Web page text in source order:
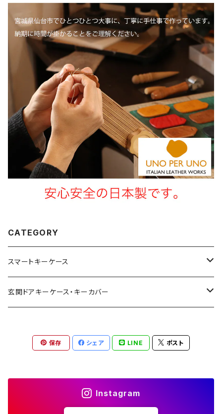
CATEGORY
スマートキーケース
トヨタ | Toyota
ホンダ | Honda
スズキ | Suzuki
ダイハツ | Daihatsu
玄関ドアキーケース・キーカバー
リクシル | LIXIL
美和ロック
保存 シェア LINE ポスト
Instagram